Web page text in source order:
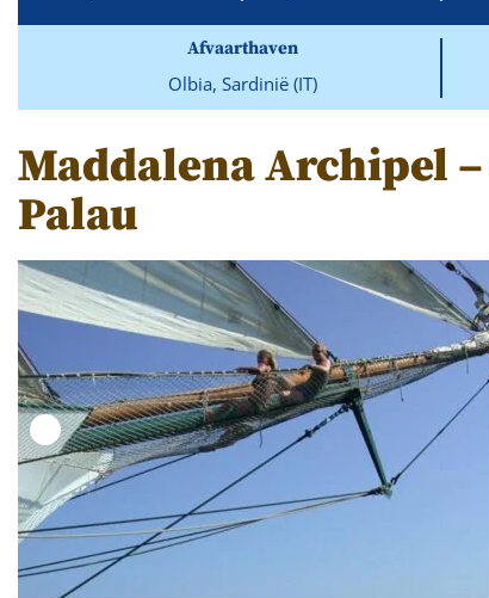
Afvaarthaven
Olbia, Sardinië (IT)
Maddalena Archipel
Palau